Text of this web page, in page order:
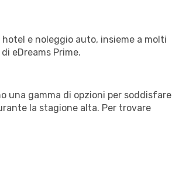
e noleggio auto, insieme a molti
eDreams Prime.
una gamma di opzioni per soddisfare
la stagione alta. Per trovare